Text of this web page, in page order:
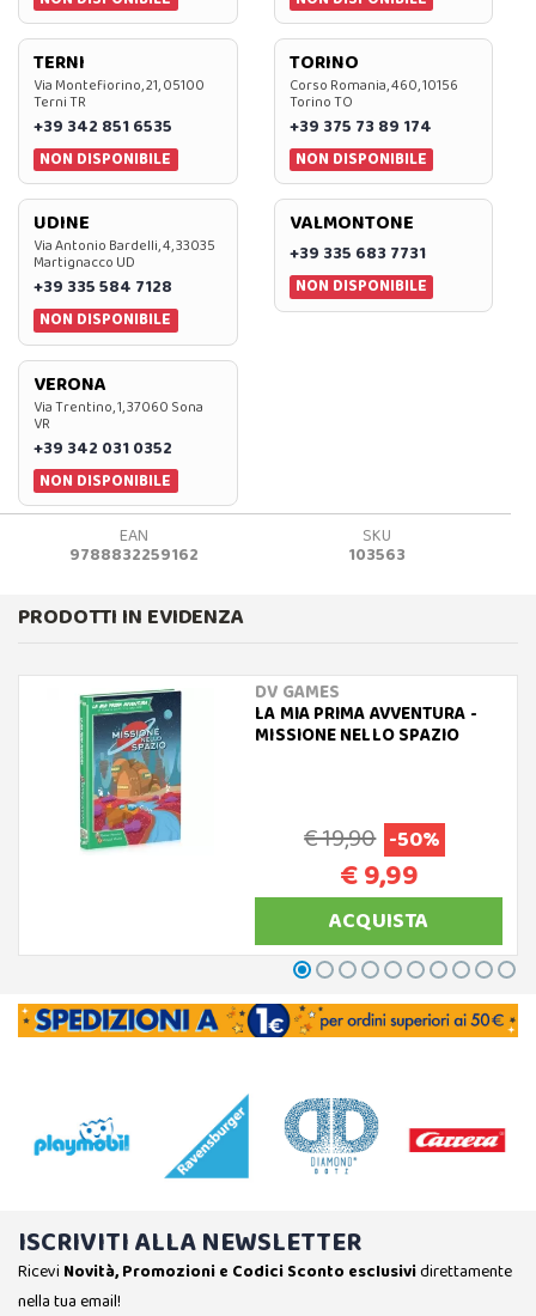
TERNI
Via Montefiorino, 21, 05100
Terni TR
+39 342 851 6535
NON DISPONIBILE
TORINO
Corso Romania, 460, 10156
Torino TO
+39 375 73 89 174
NON DISPONIBILE
UDINE
Via Antonio Bardelli, 4, 33035
Martignacco UD
+39 335 584 7128
NON DISPONIBILE
VALMONTONE
+39 335 683 7731
NON DISPONIBILE
VERONA
Via Trentino, 1, 37060 Sona
VR
+39 342 031 0352
NON DISPONIBILE
EAN
9788832259162
SKU
103563
PRODOTTI IN EVIDENZA
DV GAMES
LA MIA PRIMA AVVENTURA -
MISSIONE NELLO SPAZIO
€ 19,90 -50%
€ 9,99
ACQUISTA
ISCRIVITI ALLA NEWSLETTER
Ricevi Novità, Promozioni e Codici Sconto esclusividirettamente
nella tua email!